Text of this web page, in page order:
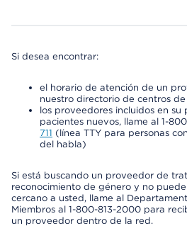
Si desea encontrar:
el horario de atención de un
nuestro directorio de centros
los proveedores incluidos en su
pacientes nuevos, llame al 1-
711 (línea TTY para personas
del habla)
Si está buscando un proveedor de
reconocimiento de género y no
cercano a usted, llame al
Miembros al 1-800-813-2000 para
un proveedor dentro de la red.